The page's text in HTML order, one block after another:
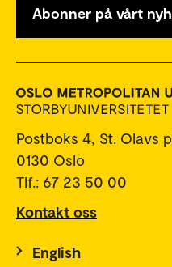
Abonner på vårt
Postboks 4, St. Olavs
0130 Oslo
Tlf.: 67 23 50 00
Kontakt oss
English